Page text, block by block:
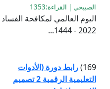
الصبيحي | القراءة:1353
اليوم العالمي لمكافحة الفساد
2022 - 1444...
169) رابط دورة (الأدوات
التعليمية الرقمية 2 تصميم